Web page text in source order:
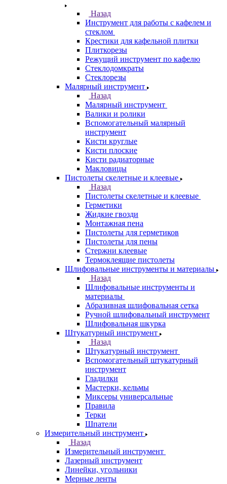
Назад
Инструмент для работы с кафелем и
стеклом
Крестики для кафельной плитки
Плиткорезы
Режущий инструмент по кафелю
Стеклодомкраты
Стеклорезы
Малярный инструмент
Назад
Малярный инструмент
Валики и ролики
Вспомогательный малярный
инструмент
Кисти круглые
Кисти плоские
Кисти радиаторные
Макловицы
Пистолеты скелетные и клеевые
Назад
Пистолеты скелетные и клеевые
Герметики
Жидкие гвозди
Монтажная пена
Пистолеты для герметиков
Пистолеты для пены
Стержни клеевые
Термоклеящие пистолеты
Шлифовальные инструменты и материалы
Назад
Шлифовальные инструменты и
материалы
Абразивная шлифовальная сетка
Ручной шлифовальный инструмент
Шлифовальная шкурка
Штукатурный инструмент
Назад
Штукатурный инструмент
Вспомогательный штукатурный
инструмент
Гладилки
Мастерки, кельмы
Миксеры универсальные
Правила
Терки
Шпатели
Измерительный инструмент
Назад
Измерительный инструмент
Лазерный инструмент
Линейки, угольники
Мерные ленты